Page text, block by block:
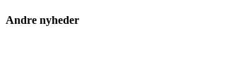
Andre nyheder